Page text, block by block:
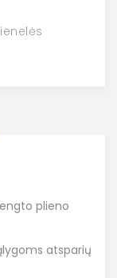
plieno
atsparių